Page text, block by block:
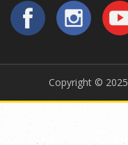
Copyright © 2025